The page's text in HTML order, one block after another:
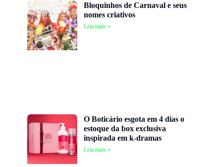
Bloquinhos de Carnaval e seus
nomes criativos
Leia mais »
O Boticário esgota em 4 dias o
estoque da box exclusiva
inspirada em k-dramas
Leia mais »